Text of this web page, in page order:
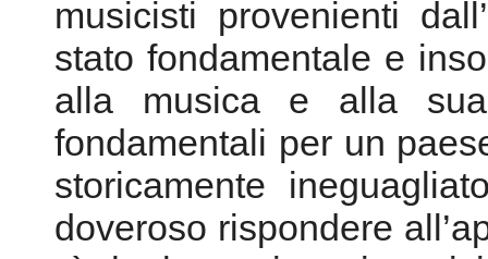
doveroso rispondere
sì che la musica e i
per testimoniare un
valore.
Giancarlo Schiaffini